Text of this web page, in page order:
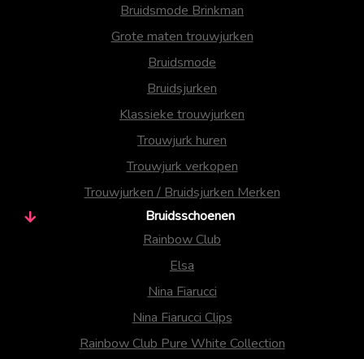
Bruidsmode Brinkman
Grote maten trouwjurken
Bruidsmode
Bruidsjurken
Klassieke trouwjurken
Trouwjurk huren
Trouwjurk verkopen
Trouwjurken / Bruidsjurken Merken
Bruidsschoenen
Rainbow Club
Elsa
Nina Fiarucci
Nina Fiarucci Clips
Rainbow Club Pure White Collection